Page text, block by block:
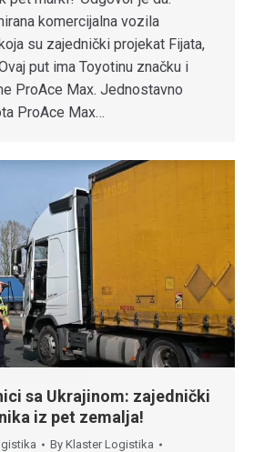
komercijalna vozila
su zajednički projekat Fijata,
put ima Toyotinu značku i
ProAce Max. Jednostavno
ProAce Max…
sa Ukrajinom: zajednički
iz pet zemalja!
By Klaster Logistika